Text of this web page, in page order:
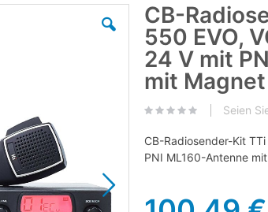
Anfang
Bildgalerie
springen
CB-
550 EVO,
24 V mit
mit
Seien
CB-Radiosender-Kit
PNI ML160-Antenne